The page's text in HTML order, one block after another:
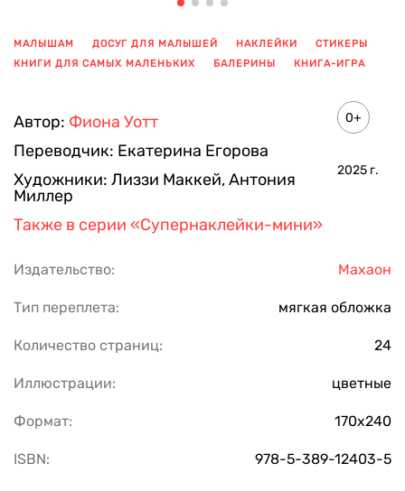
МАЛЫШАМ ДОСУГ ДЛЯ МАЛЫШЕЙ НАКЛЕЙКИ
СТИКЕРЫ
КНИГИ ДЛЯ САМЫХ МАЛЕНЬКИХ
БАЛЕРИНЫ КНИГА-ИГРА
Автор: Фиона Уотт
Переводчик: Екатерина Егорова
Художники: Лиззи Маккей,Антония
Миллер
0+
2025 г.
Также в серии «Супернаклейки-мини»
Издательство: Махаон
Тип переплета: мягкая обложка
Количество страниц: 24
Иллюстрации: цветные
Формат: 170х240
ISBN: 978-5-389-12403-5